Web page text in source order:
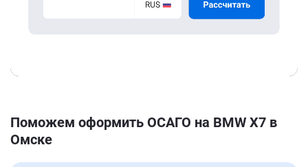
Поможем оформить ОСАГО на BMW X7 в
Омске